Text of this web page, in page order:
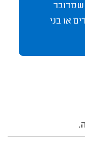
שמדובר
או בני